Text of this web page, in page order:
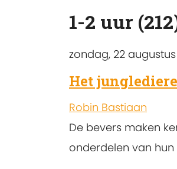
1-2 uur
zondag, 22 augustus
Het
Robin Bastiaan
De bevers maken
onderdelen van